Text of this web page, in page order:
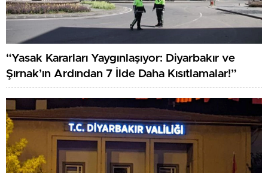
“Yasak Kararları Yaygınlaşıyor: Diyarbakır ve
Şırnak’ın Ardından 7 İlde Daha Kısıtlamalar!”